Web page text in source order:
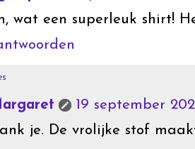
wat een superleuk shirt!
19 september
je. De vrolijke stof